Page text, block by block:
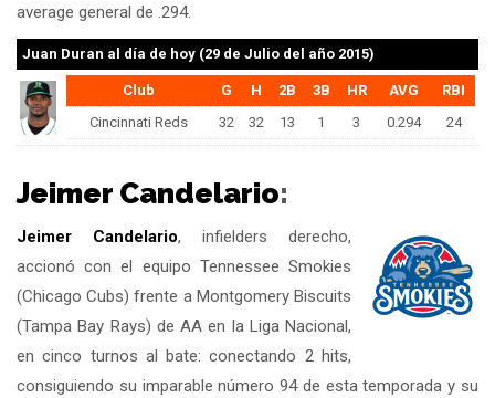
average general de .294.
Juan Duran al día de hoy (29 de Julio del año 2015)
Club G H 2B 3B HR AVG
RBI
Cincinnati Reds
32 32 13 1 3 0.294 24
Jeimer Candelario:
Jeimer Candelario, infielders derecho,
accionó con el equipo Tennessee Smokies
(Chicago Cubs) frente a Montgomery Biscuits
(Tampa Bay Rays) de AA en la Liga Nacional,
en cinco turnos al bate: conectando 2 hits,
consiguiendo su imparable número 94 de esta temporada y su